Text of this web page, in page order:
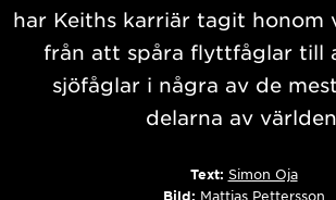
har Keiths karriär tagit honom
från att spåra flyttfåglar till
sjöfåglar i några av de
delarna av
Text: Simon Oja
Bild: Mattias Pettersson